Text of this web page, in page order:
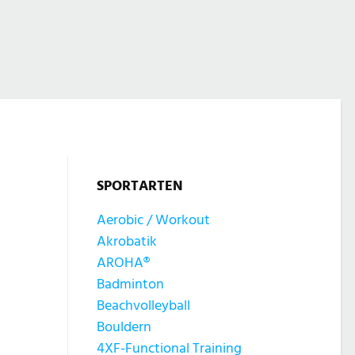
SPORTARTEN
Aerobic / Workout
Akrobatik
AROHA®
Badminton
Beachvolleyball
Bouldern
4XF-Functional Training